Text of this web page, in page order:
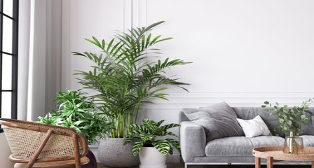
basada
permite
seguir
coste.
botón
ACEPTAR
Y
CONTINUAR